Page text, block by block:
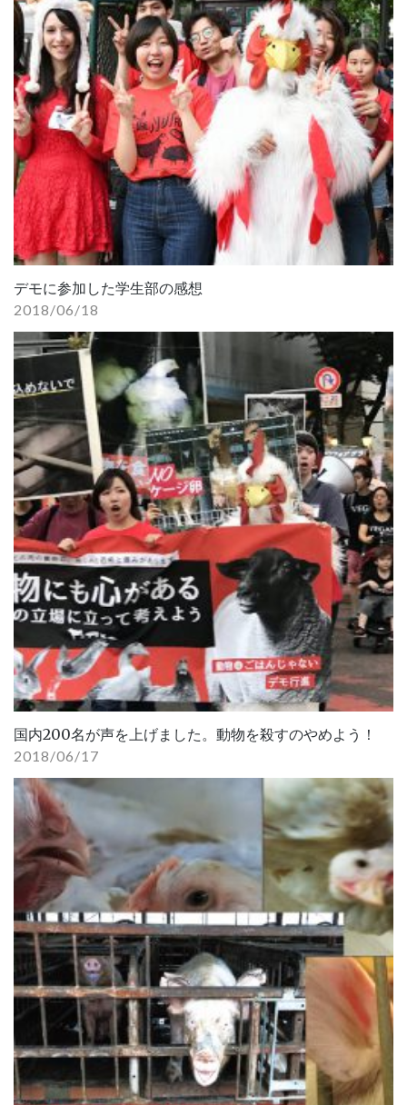
デモに参加した学生部の感想
2018/06/18
国内200名が声を上げました。動物を殺すのやめよう！
2018/06/17